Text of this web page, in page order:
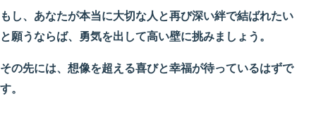
もし、あなたが本当に大切な人と再び深い絆で結ばれたい
と願うならば、勇気を出して高い壁に挑みましょう。
その先には、想像を超える喜びと幸福が待っているはずで
す。